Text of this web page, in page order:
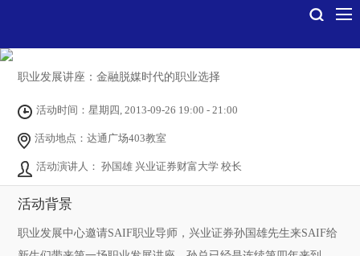
职业发展讲座：金融脱媒时代的职业选择
活动时间：星期四, 2013-09-26 19:00 - 21:00
活动地点：达通广场403教室
活动演讲人： 孙国雄 兴业证券财富大学 校长
活动背景
职业发展中心邀请SAIF职业导师，兴业证券孙国雄先生来SAIF给